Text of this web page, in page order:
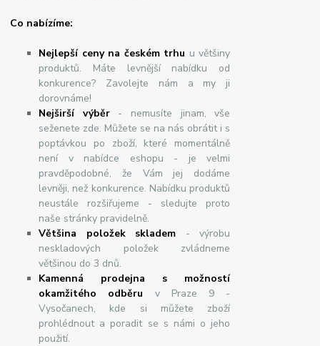
Co nabízíme:
Nejlepší ceny na českém trhu u většiny
produktů. Máte levnější nabídku od
konkurence? Zavolejte nám a my ji
dorovnáme!
Nejširšívýběr- nemusíte jinam, vše
seženete zde. Můžete se na nás obrátit i s
poptávkou po zboží, které momentálně
není v nabídce eshopu - je velmi
pravděpodobné, že Vám jej dodáme
levněji, než konkurence. Nabídku produktů
neustále rozšiřujeme - sledujte proto
naše stránky pravidelně.
Většina položek skladem - výrobu
neskladových položek zvládneme
většinou do 3 dnů.
Kamenná prodejna s možností
okamžitého odběru v Praze 9 -
Vysočanech, kde si můžete zboží
prohlédnout a poradit se s námi o jeho
použití.